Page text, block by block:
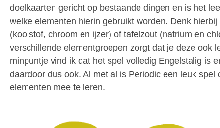
doelkaarten gericht op bestaande dingen en is het
welke elementen hierin gebruikt worden. Denk
(koolstof, chroom en ijzer) of tafelzout (natrium en
verschillende elementgroepen zorgt dat je deze ook
minpuntje vind ik dat het spel volledig Engelstalig is
daardoor dus ook. Al met al is Periodic een leuk spel
elementen mee te leren.